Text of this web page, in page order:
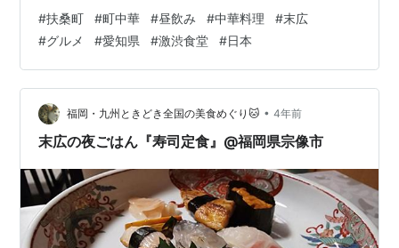
駅」から徒歩1分の駅近店。駐車場は店舗横と向かいにあ
ります。今回頂いた料理はどれも美味しかったが、個人
的に餃子と麻婆豆腐は他店と比べて店の個性があって良
かったです。 ■中国料理 末広さん ※お店への誹謗中傷、
動画のお店と関係のない他店の紹介・撮影リクエストや
宣伝、食べ方や服装・身体等につい…
#扶桑町 #町中華 #昼飲み #中華料理 #末広
#グルメ #愛知県 #激渋食堂 #日本
福岡・九州ときどき全国の美食めぐり🐱 • 4年前
末広の夜ごはん『寿司定食』@福岡県宗像市